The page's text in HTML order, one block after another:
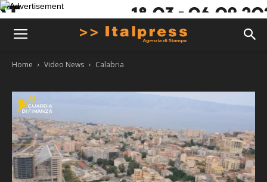
Home Video News Calabria